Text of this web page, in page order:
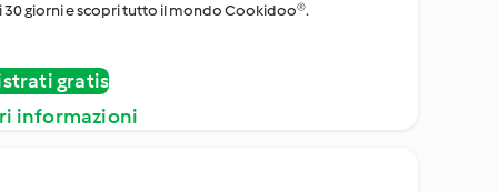
giorni e scopri tutto il mondo Cookidoo®.
gratis
informazioni